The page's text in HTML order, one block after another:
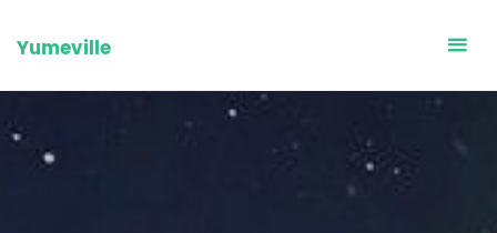
toYumeville